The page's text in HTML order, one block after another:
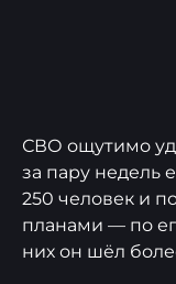
СВО ощутимо
за пару недель
250 человек и
планами — по
них он шёл